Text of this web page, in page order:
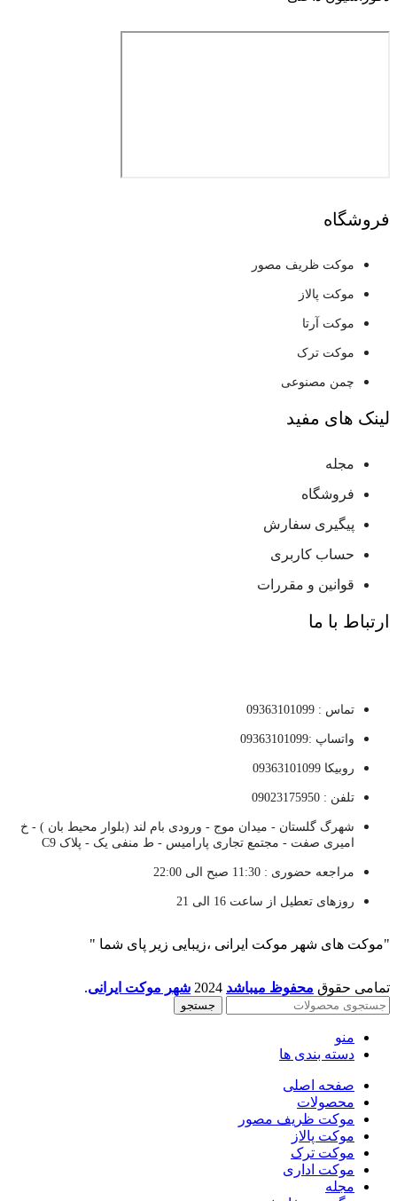
فروشگاه
موکت ظریف مصور
موکت پالاز
موکت آرتا
موکت ترک
چمن مصنوعی
لینک های مفید
مجله
فروشگاه
پیگیری سفارش
حساب کاربری
قوانین و مقررات
ارتباط با ما
تماس : 09363101099
واتساپ :09363101099
روبیکا 09363101099
تلفن : 09023175950
شهرگ گلستان - میدان موج - ورودی بام لند (بلوار محیط بان ) - خ
امیری صفت - مجتمع تجاری پارامیس - ط منفی یک - پلاک C9
مراجعه حضوری : 11:30 صبح الی 22:00
روزهای تعطیل از ساعت 16 الی 21
"موکت های شهر موکت ایرانی ،زیبایی زیر پای شما "
تمامی حقوق محفوظ میباشد شهر موکت ایرانی.
جستجو
منو
دسته بندی ها
صفحه اصلی
محصولات
موکت ظریف مصور
موکت پالاز
موکت ترک
موکت اداری
مجله